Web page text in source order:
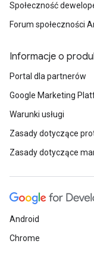
Społeczność
Forum społeczności
Informacje o
Portal dla partnerów
Google Marketing
Warunki usługi
Zasady dotyczące
Zasady dotyczące
Android
Chrome